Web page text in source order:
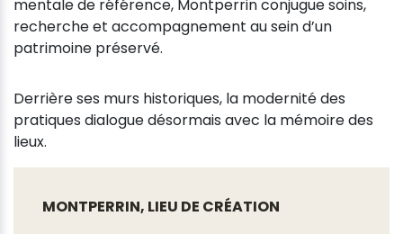
mentale de référence, Montperrin conjugue soins,
recherche et accompagnement au sein d’un
patrimoine préservé.
Derrière ses murs historiques, la modernité des
pratiques dialogue désormais avec la mémoire des
lieux.
MONTPERRIN, LIEU DE CRÉATION